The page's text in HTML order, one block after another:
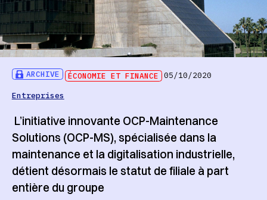
ARCHIVE ÉCONOMIE ET FINANCE 05/10/2020
Entreprises
L’initiative innovante OCP-Maintenance
Solutions (OCP-MS), spécialisée dans la
maintenance et la digitalisation industrielle,
détient désormais le statut de filiale à part
entière du groupe